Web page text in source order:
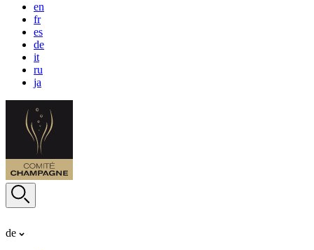
en
fr
es
de
it
ru
ja
de